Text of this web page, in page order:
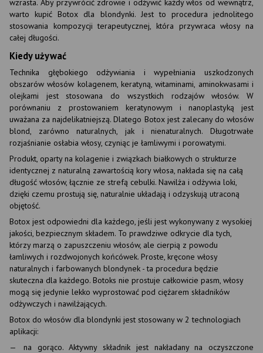
wzrasta. Aby przywrócić zdrowie i odżywić każdy włos od wewnątrz,
warto kupić Botox dla blondynki. Jest to procedura jednolitego
stosowania kompozycji terapeutycznej, która przywraca włosy na
całej długości.
Kiedy używać
Technika głębokiego odżywiania i wypełniania uszkodzonych
obszarów włosów kolagenem, keratyną, witaminami, aminokwasami i
olejkami jest stosowana do wszystkich rodzajów włosów. W
porównaniu z prostowaniem keratynowym i nanoplastyką jest
uważana za najdelikatniejszą. Dlatego Botox jest zalecany do włosów
blond, zarówno naturalnych, jak i nienaturalnych. Długotrwałe
rozjaśnianie osłabia włosy, czyniąc je łamliwymi i porowatymi.
Produkt, oparty na kolagenie i związkach białkowych o strukturze
identycznej z naturalną zawartością kory włosa, nakłada się na całą
długość włosów, łącznie ze strefą cebulki. Nawilża i odżywia loki,
dzięki czemu prostują się, naturalnie układają i odzyskują utraconą
objętość.
Botox jest odpowiedni dla każdego, jeśli jest wykonywany z wysokiej
jakości, bezpiecznym składem. To prawdziwe odkrycie dla tych,
którzy marzą o zapuszczeniu włosów, ale cierpią z powodu
łamliwych i rozdwojonych końcówek. Proste, kręcone włosy
naturalnych i farbowanych blondynek - ta procedura będzie
skuteczna dla każdego. Botoks nie prostuje całkowicie pasm, włosy
mogą się jedynie lekko wyprostować pod ciężarem składników
odżywczych i nawilżających.
Botox do włosów dla blondynki jest stosowany w 2 technologiach
aplikacji:
na gorąco. Aktywny składnik jest nakładany na oczyszczone